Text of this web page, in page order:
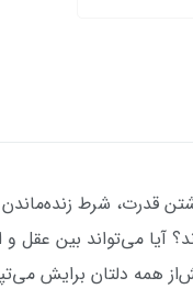
قدرت، شرط
آیا می‌تواند بین
همه دلتان برایش